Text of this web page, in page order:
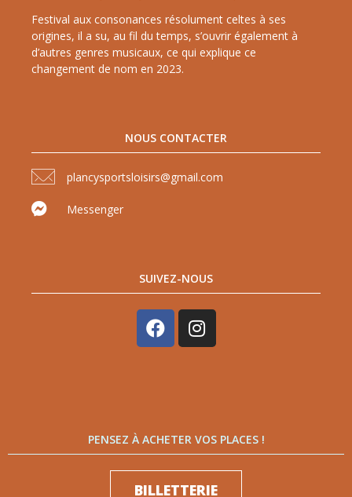
Festival aux consonances résolument celtes à ses
origines, il a su, au fil du temps, s’ouvrir également à
d’autres genres musicaux, ce qui explique ce
changement de nom en 2023.
NOUS CONTACTER
plancysportsloisirs@gmail.com
Messenger
SUIVEZ-NOUS
PENSEZ À ACHETER VOS PLACES !
BILLETTERIE